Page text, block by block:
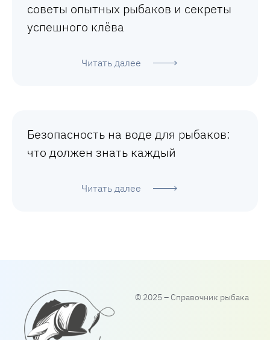
советы опытных рыбаков и секреты
успешного клёва
Читать далее
Безопасность на воде для рыбаков:
что должен знать каждый
Читать далее
© 2025 – Справочник рыбака